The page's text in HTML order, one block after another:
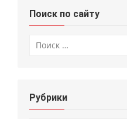
Поиск по сайту
Рубрики